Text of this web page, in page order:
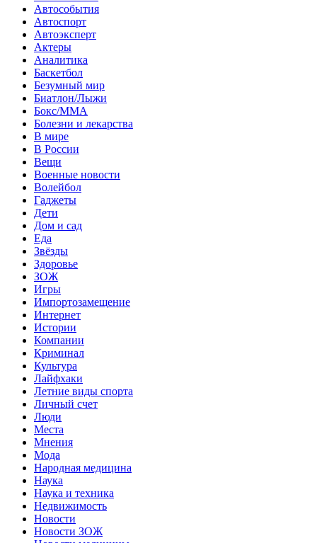
Автособытия
Автоспорт
Автоэксперт
Актеры
Аналитика
Баскетбол
Безумный мир
Биатлон/Лыжи
Бокс/MMA
Болезни и лекарства
В мире
В России
Вещи
Военные новости
Волейбол
Гаджеты
Дети
Дом и сад
Еда
Звёзды
Здоровье
ЗОЖ
Игры
Импортозамещение
Интернет
Истории
Компании
Криминал
Культура
Лайфхаки
Летние виды спорта
Личный счет
Люди
Места
Мнения
Мода
Народная медицина
Наука
Наука и техника
Недвижимость
Новости
Новости ЗОЖ